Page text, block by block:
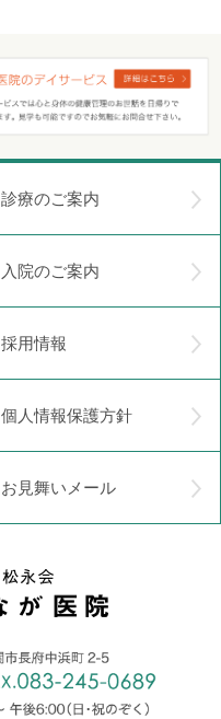
診療のご案内
入院のご案内
採用情報
個人情報保護方針
お見舞いメール